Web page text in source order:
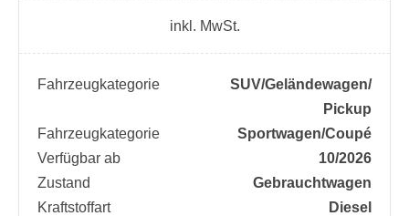
inkl. MwSt.
Fahrzeugkategorie
SUV/​Geländewagen/​
Pickup
Fahrzeugkategorie
Sportwagen/​Coupé
Verfügbar ab
10/2026
Zustand
Gebrauchtwagen
Kraftstoffart
Diesel